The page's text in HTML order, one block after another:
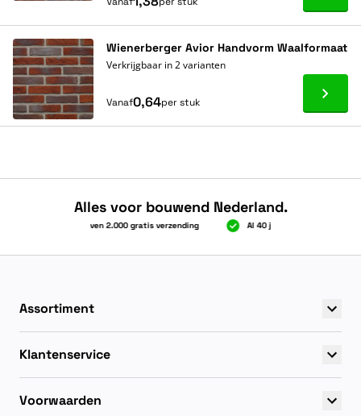
Wienerberger Avior Handvorm Waalformaat
Verkrijgbaar in 2 varianten
Vanaf0,64per stuk Ga
Alles voor bouwend Nederland.
Boven 2.000 gratis verzending
Al 40 jaar dé specialist
Assortiment
Klantenservice
Voorwaarden